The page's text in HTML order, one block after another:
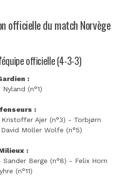
officielle du match Norvège
officielle (4-3-3)
:
Nyland (n°1)
:
Kristoffer Ajer (n°3) - Torbjørn
Möller Wolfe (n°5)
:
Berge (n°8) - Felix Horn
(n°11)